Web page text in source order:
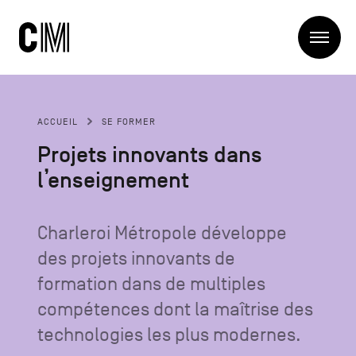
Charleroi
Métropole
principale
La Métropole
Structures
Manger local
Se déplacer
Se former
Projets
Blog
Contact
Navigation
ACCUEIL SE FORMER
Projets innovants dans
l’enseignement
Charleroi Métropole développe
des projets innovants de
formation dans de multiples
compétences dont la maîtrise des
technologies les plus modernes.